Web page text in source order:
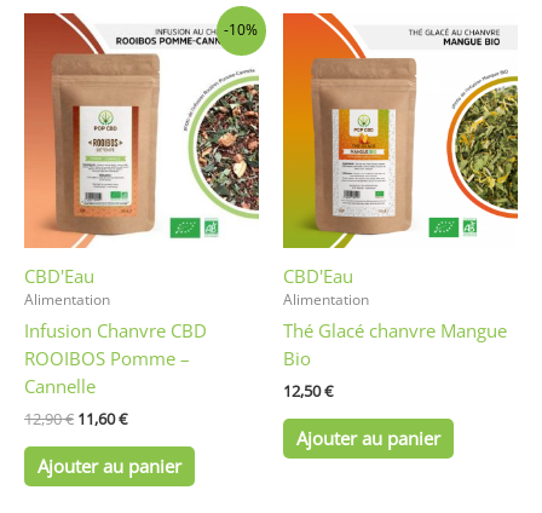
-10%
CBD'Eau
Alimentation
Infusion Chanvre CBD
ROOIBOS Pomme –
Cannelle
12,90€
Le
prix
initial
était :
12,90 €.
11,60€
prix
actuel
est :
11,60 €.
Ajouter au panier
CBD'Eau
Alimentation
Thé Glacé chanvre Mangue
Bio
12,50€
Ajouter au panier